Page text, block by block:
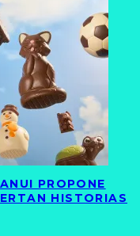
PROPONE
HISTORIAS